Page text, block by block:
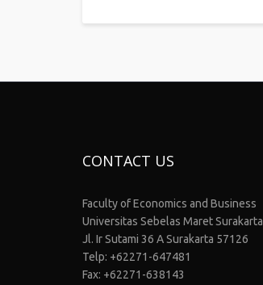
CONTACT US
Faculty of Economics and Business
Universitas Sebelas Maret Surakarta
Jl. Ir Sutami 36 A Surakarta 57126
Telp: +62271-647481
Fax: +62271-638143